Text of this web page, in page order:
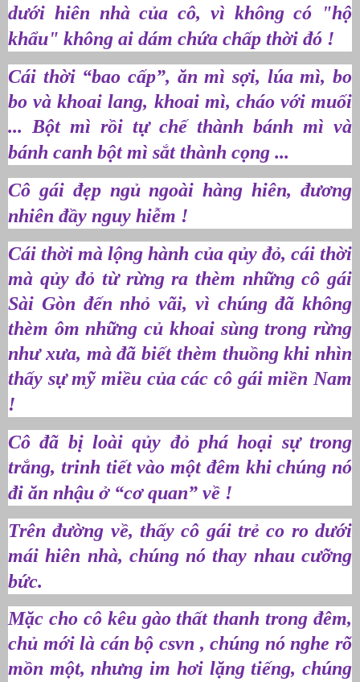
dưới hiên nhà của cô, vì không có "hộ
khẩu" không ai dám chứa chấp thời đó !
Cái thời “bao cấp”, ăn mì sợi, lúa mì, bo
bo và khoai lang, khoai mì, cháo với muối
... Bột mì rồi tự chế thành bánh mì và
bánh canh bột mì sắt thành cọng ...
Cô gái đẹp ngủ ngoài hàng hiên, đương
nhiên đầy nguy hiễm !
Cái thời mà lộng hành của qủy đỏ, cái thời
mà qủy đỏ từ rừng ra thèm những cô gái
Sài Gòn đến nhỏ vãi, vì chúng đã không
thèm ôm những củ khoai sùng trong rừng
như xưa, mà đã biết thèm thuồng khi nhìn
thấy sự mỹ miều của các cô gái miền Nam
!
Cô đã bị loài qủy đỏ phá hoại sự trong
trắng, trinh tiết vào một đêm khi chúng nó
đi ăn nhậu ở “cơ quan” về !
Trên đường về, thấy cô gái trẻ co ro dưới
mái hiên nhà, chúng nó thay nhau cưỡng
bức.
Mặc cho cô kêu gào thất thanh trong đêm,
chủ mới là cán bộ csvn , chúng nó nghe rõ
mồn một, nhưng im hơi lặng tiếng, chúng